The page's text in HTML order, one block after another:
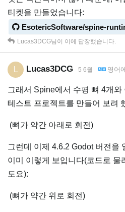
티켓을 만들었습니다:
EsotericSoftware/spine-
Lucas3DCG님이 이에 답장했습니다.
Lucas3DCG 5 6월 영어
그래서 Spine에서 수평 뼈 4개
테스트 프로젝트를 만들어 보려
(뼈가 약간 아래로 회전)
그런데 이제 4.6.2 Godot 버전을
이미 이렇게 보입니다(코드로 물
도요):
(뼈가 약간 위로 회전)